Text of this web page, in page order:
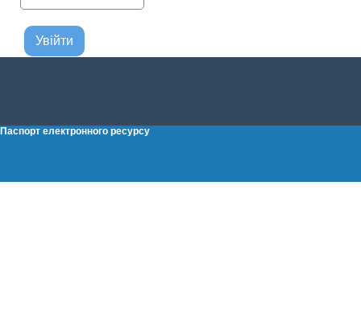
Паспорт електронного ресурсу